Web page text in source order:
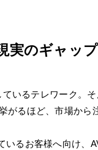
実のギャッ
いるテレワーク。そ
がるほど、市場から
るお客様へ向け、